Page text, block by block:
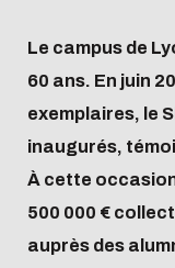
Le campus de
60 ans. En juin
exemplaires, le
inaugurés,
À cette
500 000 €
auprès des